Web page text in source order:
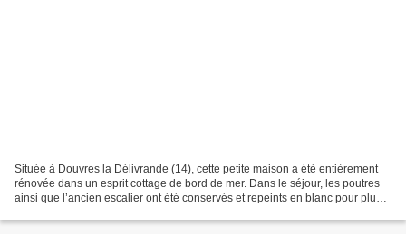
Située à Douvres la Délivrande (14), cette petite maison a été entièrement
rénovée dans un esprit cottage de bord de mer. Dans le séjour, les poutres
ainsi que l’ancien escalier ont été conservés et repeints en blanc pour plus